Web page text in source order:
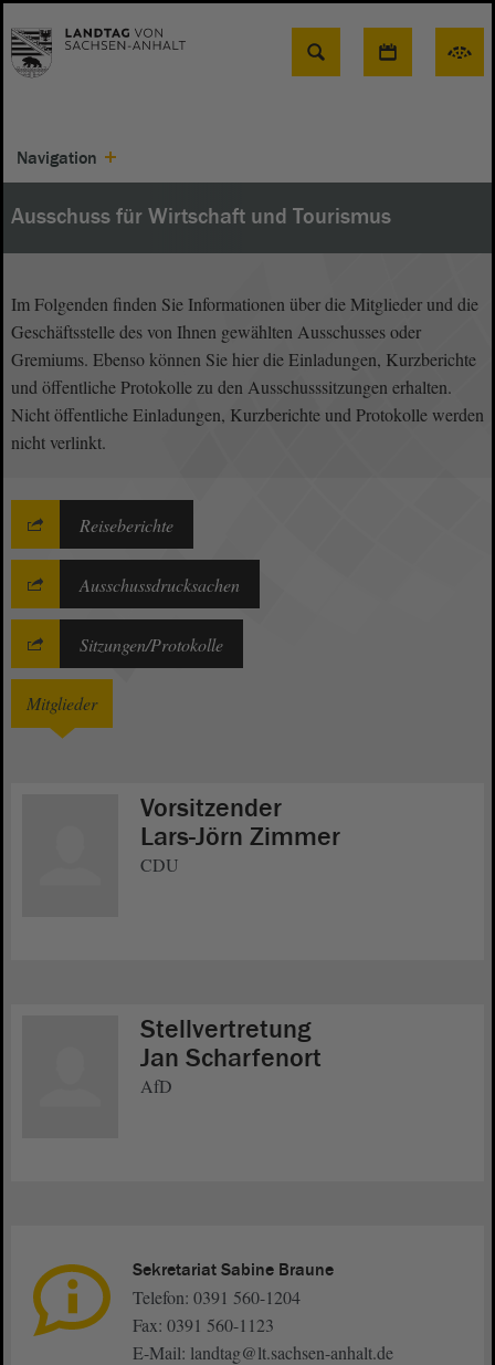
Suche
Navigation
Ausschuss für Wirtschaft und Tourismus
Im Folgenden finden Sie Informationen über die Mitglieder und die
Geschäftsstelle des von Ihnen gewählten Ausschusses oder
Gremiums. Ebenso können Sie hier die Einladungen, Kurzberichte
und öffentliche Protokolle zu den Ausschusssitzungen erhalten.
Nicht öffentliche Einladungen, Kurzberichte und Protokolle werden
nicht verlinkt.
Mitglieder
Sitzungen/Protokolle
Ausschussdrucksachen
Reiseberichte
Vorsitzender
Lars-Jörn Zimmer
CDU
Stellvertretung
Jan Scharfenort
AfD
Sekretariat Sabine Braune
Telefon: 0391 560-1204
Fax: 0391 560-1123
E-Mail: landtag@lt.sachsen-anhalt.de